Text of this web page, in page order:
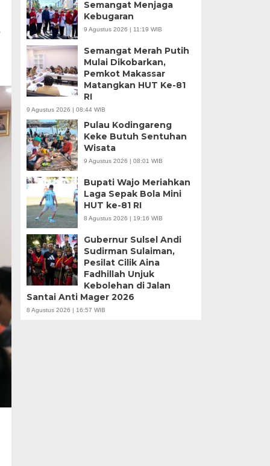
Semangat Menjaga
Kebugaran
9 Agustus 2026 | 11:19 WIB
Semangat Merah Putih
Mulai Dikobarkan,
Pemkot Makassar
Matangkan HUT Ke-81
RI
9 Agustus 2026 | 08:44 WIB
Pulau Kodingareng
Keke Butuh Sentuhan
Wisata
9 Agustus 2026 | 08:01 WIB
Bupati Wajo Meriahkan
Laga Sepak Bola Mini
HUT ke-81 RI
8 Agustus 2026 | 19:16 WIB
Gubernur Sulsel Andi
Sudirman Sulaiman,
Pesilat Cilik Aina
Fadhillah Unjuk
Kebolehan di Jalan
Santai Anti Mager 2026
8 Agustus 2026 | 16:57 WIB